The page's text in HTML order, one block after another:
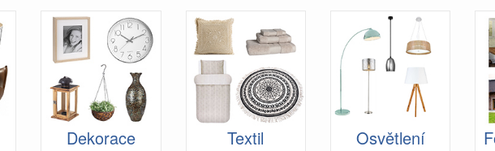
Dekorace Textil Osvětlení